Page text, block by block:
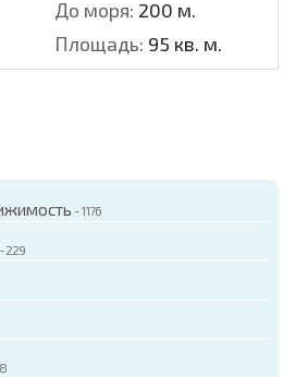
До моря: 200 м.
Площадь: 95 кв. м.
- 1176
- 229